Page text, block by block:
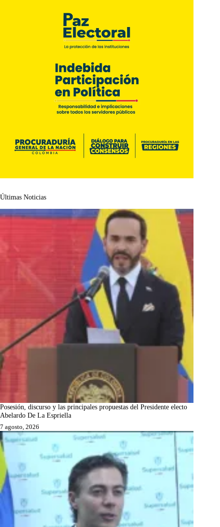
Últimas Noticias
Posesión, discurso y las principales propuestas del Presidente electo
Abelardo De La Espriella
7 agosto, 2026